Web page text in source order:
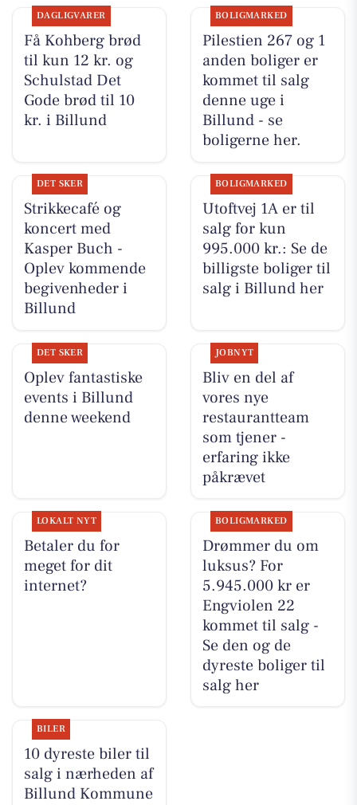
DAGLIGVARER
Få Kohberg brød
til kun 12 kr. og
Schulstad Det
Gode brød til 10
kr. i Billund
BOLIGMARKED
Pilestien 267 og 1
anden boliger er
kommet til salg
denne uge i
Billund - se
boligerne her.
DET SKER
Strikkecafé og
koncert med
Kasper Buch -
Oplev kommende
begivenheder i
Billund
BOLIGMARKED
Utoftvej 1A er til
salg for kun
995.000 kr.: Se de
billigste boliger til
salg i Billund her
DET SKER
Oplev fantastiske
events i Billund
denne weekend
JOBNYT
Bliv en del af
vores nye
restaurantteam
som tjener -
erfaring ikke
påkrævet
LOKALT NYT
Betaler du for
meget for dit
internet?
BOLIGMARKED
Drømmer du om
luksus? For
5.945.000 kr er
Engviolen 22
kommet til salg -
Se den og de
dyreste boliger til
salg her
BILER
10 dyreste biler til
salg i nærheden af
Billund Kommune